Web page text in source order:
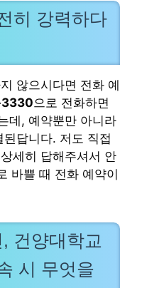
히 강력하다
않으시다면 전화 예
으로 전화하면
데, 예약뿐만 아니라
답니다. 저도 직접
세히 답해주셔서 안
바쁠 때 전화 예약이
건양대학교
시 무엇을